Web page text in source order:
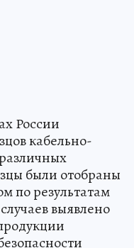
России
кабельно-
были отобраны
по результатам
выявлено